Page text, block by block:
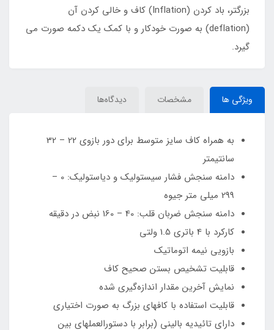
بزرگتر، باد کردن (Inflation) کاف و خالی کردن آن
(deflation) به صورت خودکار و با کمک یک دکمه صورت می
گیرد.
ویژگی ها مشخصات دیدگاه‌ها
به همراه کاف سایز متوسط برای دور بازوی 22 – 32
سانتیمتر
دامنه سنجش فشار سیستولیک و دیاستولیک: 0 –
299 میلی متر جیوه
دامنه سنجش ضربان قلب: 40 – 160 نبض در دقیقه
کارکرد با 4 باتری 1.5 ولتی
بازویی نیمه اتوماتیک
قابلیت تشخیص بستن صحیح کاف
نمایش آخرین مقدار اندازه‌گیری شده
قابلیت استفاده با کافهای بزرگ به صورت اختیاری
دارای تائیدیه بالینی (برابر با دستورالعملهای بین